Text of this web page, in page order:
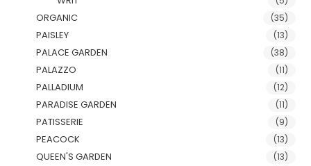
ORGANIC (35)
PAISLEY (13)
PALACE GARDEN (38)
PALAZZO (11)
PALLADIUM (12)
PARADISE GARDEN (11)
PATISSERIE (9)
PEACOCK (13)
QUEEN'S GARDEN (13)